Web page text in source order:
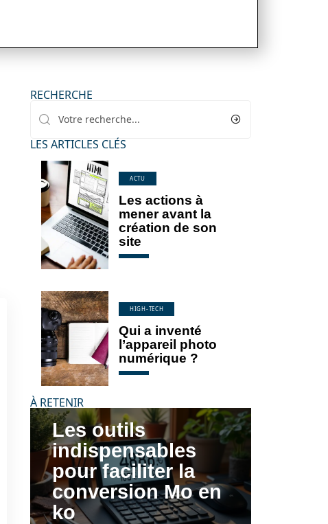
RECHERCHE
LES ARTICLES CLÉS
ACTU
Les actions à
mener avant la
création de son
site
HIGH-TECH
Qui a inventé
l’appareil photo
numérique ?
À RETENIR
Les outils
indispensables
pour faciliter la
conversion Mo en
ko